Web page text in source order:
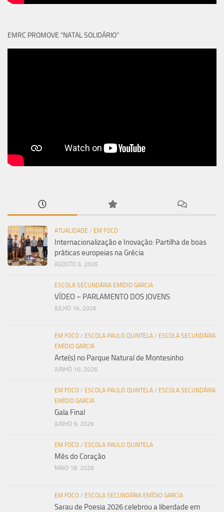
EMRC PROMOVE “NATAL SOLIDÁRIO”
ATUALIDADE / EM FOCO
Internacionalização e Inovação: Partilha de boas
práticas europeias na Grécia
AGOSTO 3, 2026
ESCOLA SECUNDÁRIA EMÍDIO GARCIA
VÍDEO – PARLAMENTO DOS JOVENS
JULHO 16, 2026
EM FOCO / ESCOLA PAULO QUINTELA / ESCOLA SECUNDÁRIA
EMÍDIO GARCIA
Arte(s) no Parque Natural de Montesinho
JUNHO 10, 2026
EM FOCO / ESCOLA PAULO QUINTELA / ESCOLA SECUNDÁRIA
EMÍDIO GARCIA
Gala Final
JUNHO 9, 2026
EM FOCO / ESCOLA PAULO QUINTELA
Mês do Coração
MAIO 18, 2026
EM FOCO / ESCOLA SECUNDÁRIA EMÍDIO GARCIA
Sarau de Poesia 2026 celebrou a liberdade em